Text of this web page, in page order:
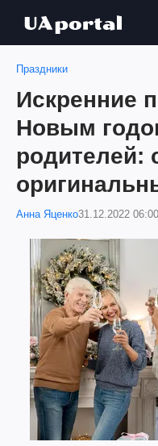
Праздники
Искренние
Новым
родителей:
Анна Яценко31.12.2022 06:00